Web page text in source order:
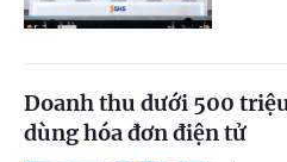
Doanh thu dưới 500
dùng hóa đơn điện tử